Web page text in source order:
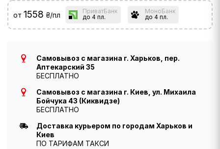
от 1558 ₴/пл
ПриватБанк
до 4 пл.
МоноБанк
до 4 пл.
Самовывоз с магазина г. Харьков, пер.
Аптекарский 35
БЕСПЛАТНО
Самовывоз с магазина г. Киев, ул. Михаила
Бойчука 43 (Киквидзе)
БЕСПЛАТНО
Доставка курьером по городам Харьков и
Киев
ПО ТАРИФАМ ТАКСИ